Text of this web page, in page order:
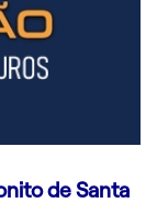
de Santa